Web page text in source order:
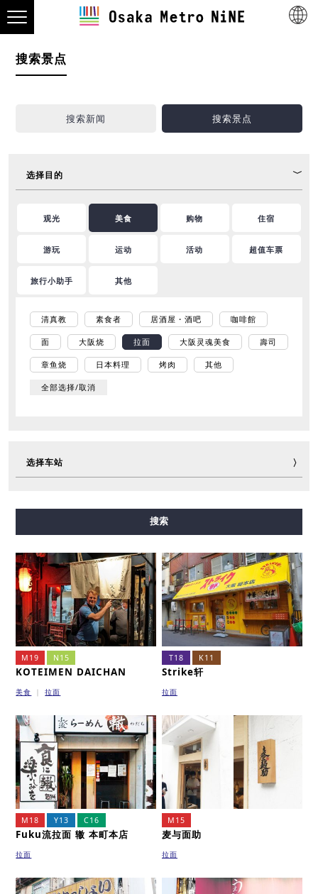
搜索景点
搜索新闻 搜索景点
选择目的
观光 美食 购物 住宿
游玩 运动 活动 超值车票
旅行小助手 其他
清真教 素食者 居酒屋・酒吧 咖啡館
面 大阪烧 拉面 大阪灵魂美食 壽司
章鱼烧 日本料理 烤肉 其他
全部选择/取消
选择车站
搜索
M19 N15
KOTEIMEN DAICHAN
美食 拉面
T18 K11
Strike轩
拉面
M18 Y13 C16
Fuku流拉面 辙 本町本店
拉面
M15
麦与面助
拉面